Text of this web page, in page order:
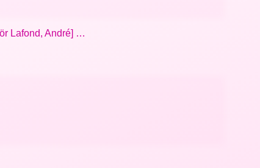
Lafond, André] …